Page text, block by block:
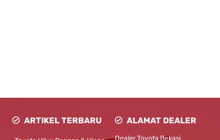
ARTIKEL TERBARU ALAMAT DEALER
Dealer Toyota Bekasi